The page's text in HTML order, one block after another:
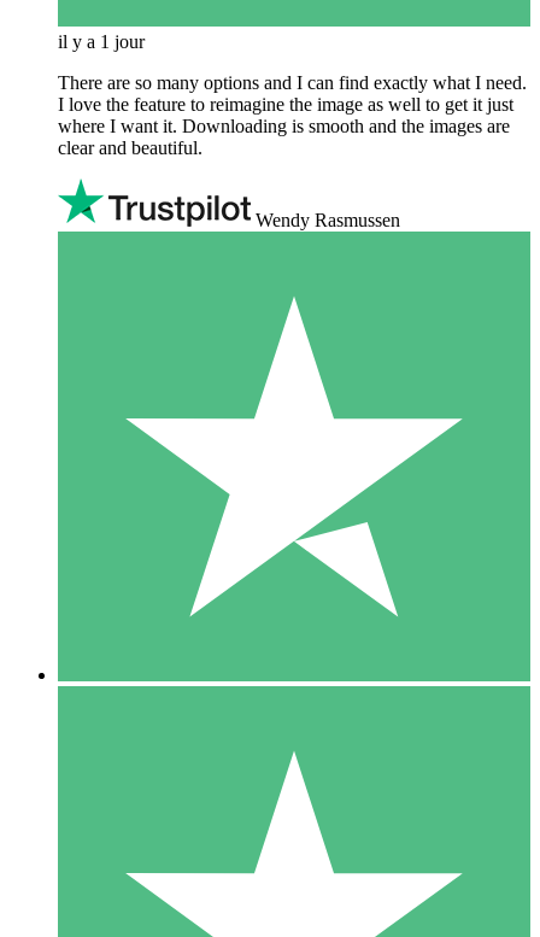
il y a 1 jour
There are so many options and I can find exactly what I need.
I love the feature to reimagine the image as well to get it just
where I want it. Downloading is smooth and the images are
clear and beautiful.
Wendy Rasmussen